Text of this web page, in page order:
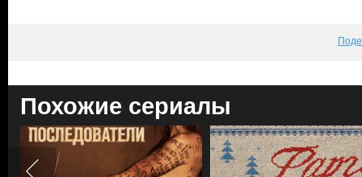
Похожие сериалы